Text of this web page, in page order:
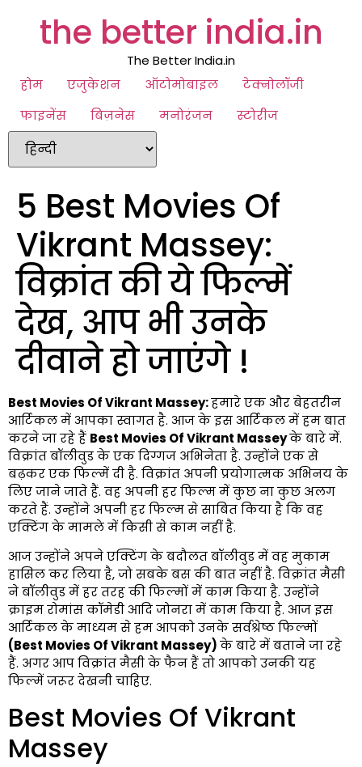
the better india.in
The Better India.in
होम
एजुकेशन ऑटोमोबाइल
टेक्नोलॉजी
फाइनेंस
बिज़नेस मनोरंजन स्टोरीज
5 Best Movies Of
Vikrant Massey:
विक्रांत की ये फिल्में
देख, आप भी उनके
दीवाने हो जाएंगे !
Best Movies Of Vikrant Massey:हमारे एक और बेहतरीन
आर्टिकल में आपका स्वागत है. आज के इस आर्टिकल में हम बात
करने जा रहे हैं Best Movies Of Vikrant Masseyके बारे में.
विक्रांत बॉलीवुड के एक दिग्गज अभिनेता है. उन्होंने एक से
बढ़कर एक फिल्में दी है. विक्रांत अपनी प्रयोगात्मक अभिनय के
लिए जाने जाते हैं. वह अपनी हर फिल्म में कुछ ना कुछ अलग
करते हैं. उन्होंने अपनी हर फिल्म से साबित किया है कि वह
एक्टिंग के मामले में किसी से काम नहीं है.
आज उन्होंने अपने एक्टिंग के बदौलत बॉलीवुड में वह मुकाम
हासिल कर लिया है, जो सबके बस की बात नहीं है. विक्रांत मैसी
ने बॉलीवुड में हर तरह की फिल्मों में काम किया है. उन्होंने
क्राइम रोमांस कॉमेडी आदि जोनरा में काम किया है. आज इस
आर्टिकल के माध्यम से हम आपको उनके सर्वश्रेष्ठ फिल्मों
(Best Movies Of Vikrant Massey)के बारे में बताने जा रहे
हैं. अगर आप विक्रांत मैसी के फैन हैं तो आपको उनकी यह
फिल्में जरूर देखनी चाहिए.
Best Movies Of Vikrant
Massey